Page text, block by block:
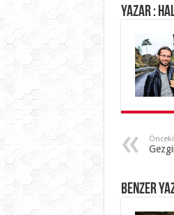
Yazar :
Önceki
Benzer